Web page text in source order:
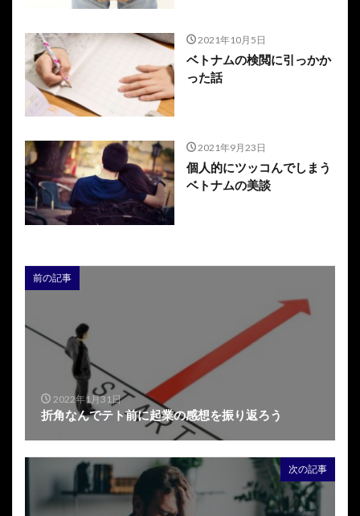
2021年10月5日
ベトナムの検閲に引っかか
った話
2021年9月23日
個人的にツッコんでしまう
ベトナムの美談
前の記事
2022年1月31日
折角なんでテト前に起業の感想を振り返ろう
次の記事